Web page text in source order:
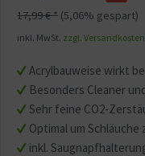
Acrylbauweise wirkt
Besonders Cleaner
Sehr feine CO2-
Optimal um
inkl.
17,99 € * (5,06% gespart)
inkl. MwSt. zzgl. Versandkosten